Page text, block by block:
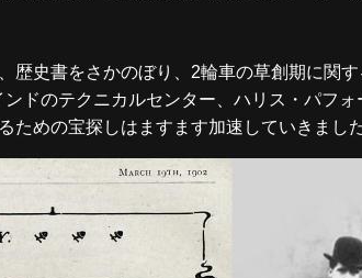
歴史書をさかのぼり、2輪車の草創期に関
ドのテクニカルセンター、ハリス・パフ
めの宝探しはますます加速していきました